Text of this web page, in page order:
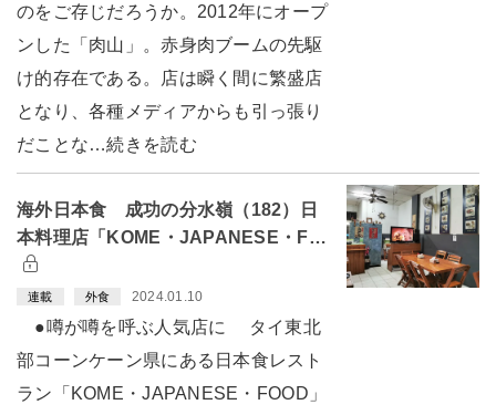
のをご存じだろうか。2012年にオープ
ンした「肉山」。赤身肉ブームの先駆
け的存在である。店は瞬く間に繁盛店
となり、各種メディアからも引っ張り
だことな…続きを読む
海外日本食 成功の分水嶺（182）日
本料理店「KOME・JAPANESE・F…
連載 外食 2024.01.10
●噂が噂を呼ぶ人気店に タイ東北
部コーンケーン県にある日本食レスト
ラン「KOME・JAPANESE・FOOD」